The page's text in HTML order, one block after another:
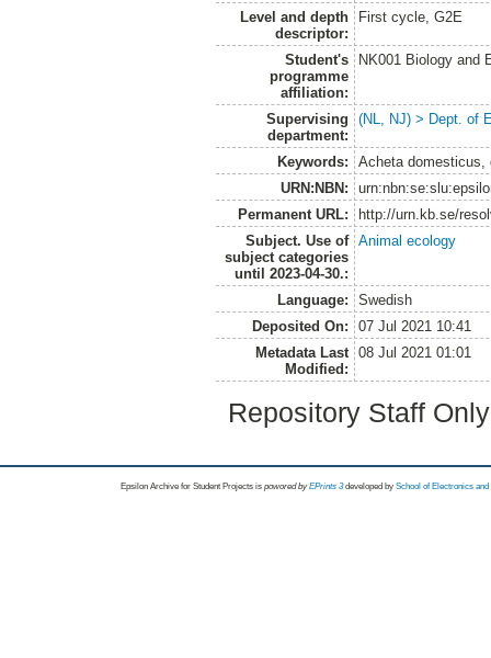
Level and depth
descriptor:
First cycle, G2E
Student's
programme
affiliation:
NK001 Biology and
Supervising
department:
(NL, NJ) > Dept. of
Keywords:
Acheta domesticus,
URN:NBN:
Permanent URL:
http://urn.kb.se/
Subject. Use of
subject categories
until 2023-04-30.:
Animal ecology
Language:
Swedish
Deposited On:
07 Jul 2021 10:41
Metadata Last
Modified:
08 Jul 2021 01:01
Repository Staff
Epsilon Archive for Student Projects is powored byEPrints 3 developed by School of Electronics